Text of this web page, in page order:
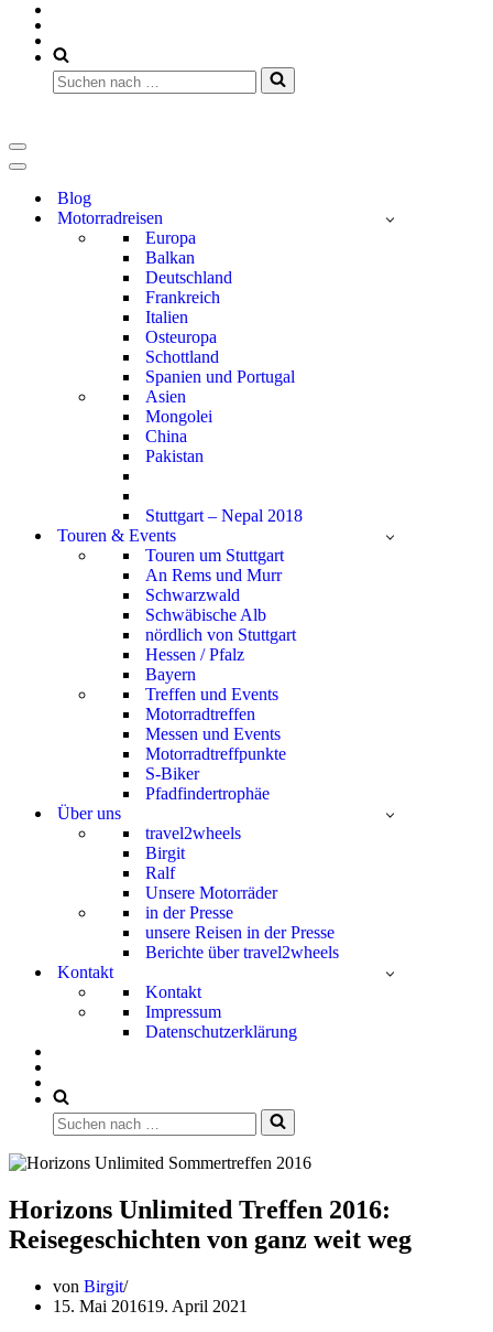
Suchen
nach …
Navigationsmenü
Navigationsmenü
Blog
Motorradreisen
Europa
Balkan
Deutschland
Frankreich
Italien
Osteuropa
Schottland
Spanien und Portugal
Asien
Mongolei
China
Pakistan
Stuttgart – Nepal 2018
Touren & Events
Touren um Stuttgart
An Rems und Murr
Schwarzwald
Schwäbische Alb
nördlich von Stuttgart
Hessen / Pfalz
Bayern
Treffen und Events
Motorradtreffen
Messen und Events
Motorradtreffpunkte
S-Biker
Pfadfindertrophäe
Über uns
travel2wheels
Birgit
Ralf
Unsere Motorräder
in der Presse
unsere Reisen in der Presse
Berichte über travel2wheels
Kontakt
Kontakt
Impressum
Datenschutzerklärung
Suchen
nach …
Horizons Unlimited Treffen 2016:
Reisegeschichten von ganz weit weg
von Birgit
15. Mai 201619. April 2021